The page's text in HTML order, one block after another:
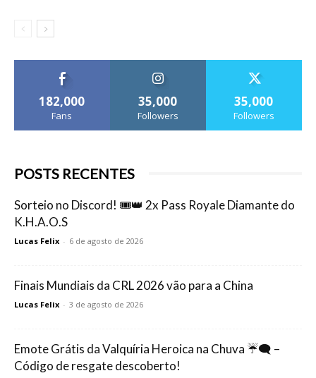
182,000
Fans
35,000
Followers
35,000
Followers
POSTS RECENTES
Sorteio no Discord! 🎟️👑 2x Pass Royale Diamante do
K.H.A.O.S
Lucas Felix - 6 de agosto de 2026
Finais Mundiais da CRL 2026 vão para a China
Lucas Felix - 3 de agosto de 2026
Emote Grátis da Valquíria Heroica na Chuva ☔🗨️ –
Código de resgate descoberto!